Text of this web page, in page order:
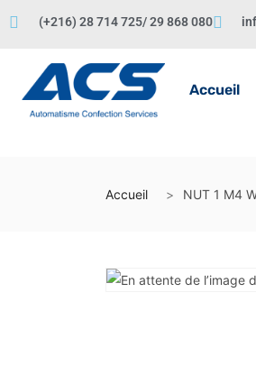
(+216) 28 714 725/ 29 868 080
Accueil
Accueil NUT 1 M4